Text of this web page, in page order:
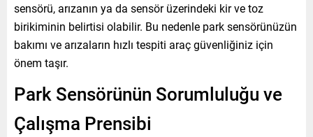
sensörü, arızanın ya da sensör üzerindeki kir ve toz
birikiminin belirtisi olabilir. Bu nedenle park sensörünüzün
bakımı ve arızaların hızlı tespiti araç güvenliğiniz için
önem taşır.
Park Sensörünün Sorumluluğu ve
Çalışma Prensibi